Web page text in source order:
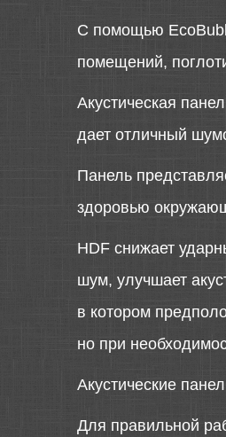
С помощью
помещений,
Акустическая
дает отличный
Панель
здоровью
HDF снижает
шум, улучшает
в котором
но при
Акустические
Для правильной